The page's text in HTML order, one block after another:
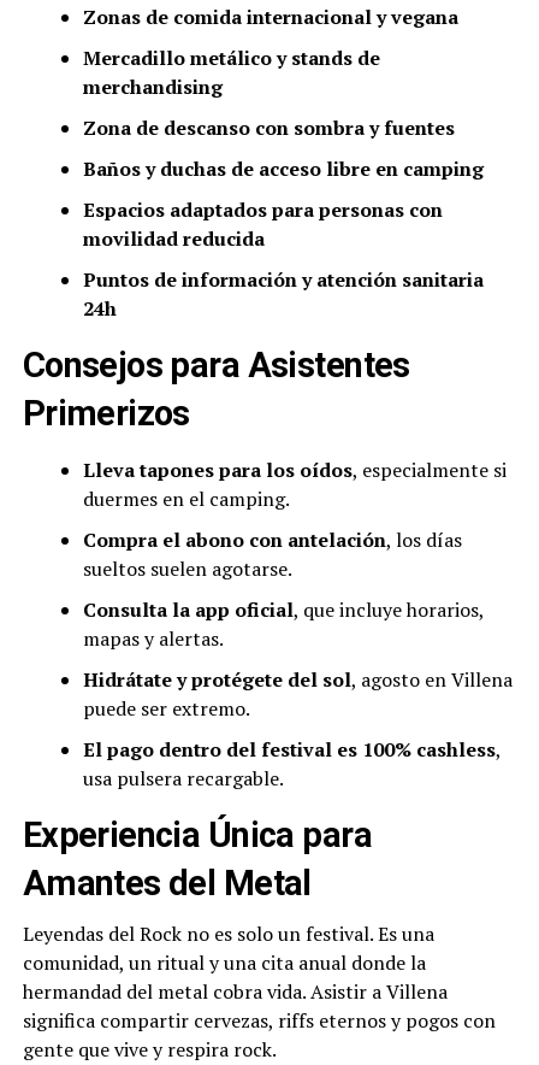
Zonas de comida internacional y vegana
Mercadillo metálico y stands de
merchandising
Zona de descanso con sombra y fuentes
Baños y duchas de acceso libre en camping
Espacios adaptados para personas con
movilidad reducida
Puntos de información y atención sanitaria
24h
Consejos para Asistentes
Primerizos
Lleva tapones para los oídos, especialmente si
duermes en el camping.
Compra el abono con antelación, los días
sueltos suelen agotarse.
Consulta la app oficial, que incluye horarios,
mapas y alertas.
Hidrátate y protégete del sol, agosto en Villena
puede ser extremo.
El pago dentro del festival es 100% cashless,
usa pulsera recargable.
Experiencia Única para
Amantes del Metal
Leyendas del Rock no es solo un festival. Es una
comunidad, un ritual y una cita anual donde la
hermandad del metal cobra vida. Asistir a Villena
significa compartir cervezas, riffs eternos y pogos con
gente que vive y respira rock.